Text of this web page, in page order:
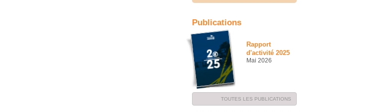
Publications
Rapport
d'activité 2025
Mai 2026
TOUTES LES PUBLICATIONS